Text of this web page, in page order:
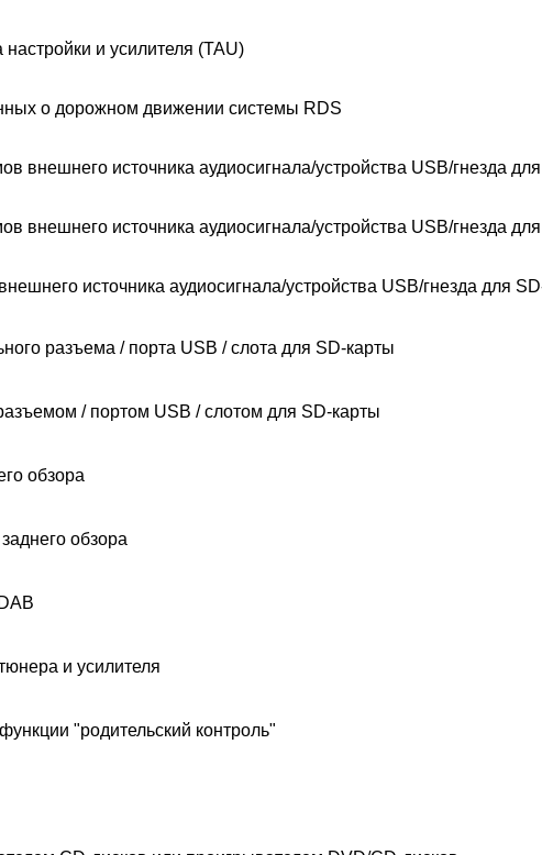
и усилителя (TAU)
о дорожном движении системы RDS
внешнего источника аудиосигнала/устройства USB/гнезда
внешнего источника аудиосигнала/устройства USB/гнезда
источника аудиосигнала/устройства USB/гнезда для
разъема / порта USB / слота для SD-карты
/ портом USB / слотом для SD-карты
обзора
обзора
и усилителя
"родительский контроль"